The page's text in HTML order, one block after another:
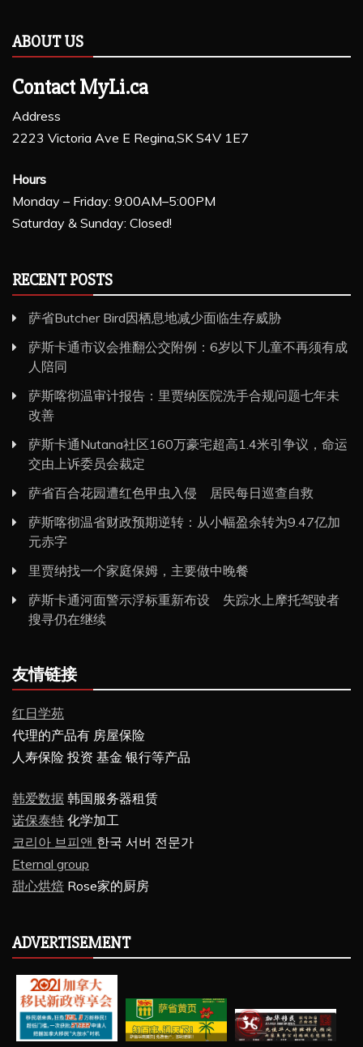
ABOUT US
Contact MyLi.ca
Address
2223 Victoria Ave E Regina,SK S4V 1E7
Hours
Monday – Friday: 9:00AM–5:00PM
Saturday & Sunday: Closed!
RECENT POSTS
萨省Butcher Bird因栖息地减少面临生存威胁
萨斯卡通市议会推翻公交附例：6岁以下儿童不再须有成
人陪同
萨斯喀彻温审计报告：里贾纳医院洗手合规问题七年未
改善
萨斯卡通Nutana社区160万豪宅超高1.4米引争议，命运
交由上诉委员会裁定
萨省百合花园遭红色甲虫入侵 居民每日巡查自救
萨斯喀彻温省财政预期逆转：从小幅盈余转为9.47亿加
元赤字
里贾纳找一个家庭保姆，主要做中晚餐
萨斯卡通河面警示浮标重新布设 失踪水上摩托驾驶者
搜寻仍在继续
友情链接
红日学苑
代理的产品有 房屋保险
人寿保险 投资 基金 银行等产品
韩爱数据 韩国服务器租赁
诺保泰特 化学加工
코리아 브피앤 한국 서버 전문가
Eternal group
甜心烘焙 Rose家的厨房
ADVERTISEMENT